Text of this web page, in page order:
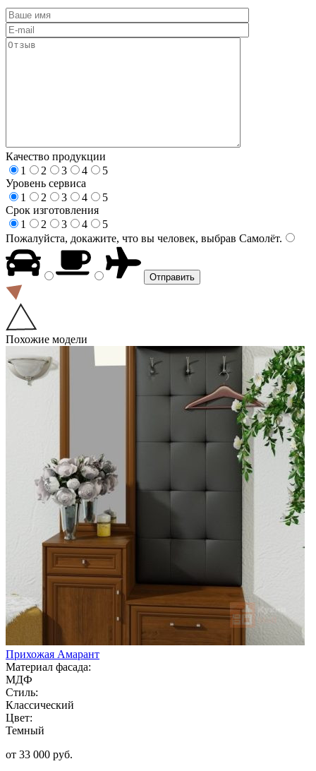
Качество продукции
1
2 3 4
5
Уровень сервиса
1
2 3 4
5
Срок изготовления
1
2 3 4
5
Пожалуйста, докажите, что вы человек, выбрав Самолёт.
Похожие модели
Прихожая Амарант
Материал фасада:
МДФ
Стиль:
Классический
Цвет:
Темный
от 33 000 руб.